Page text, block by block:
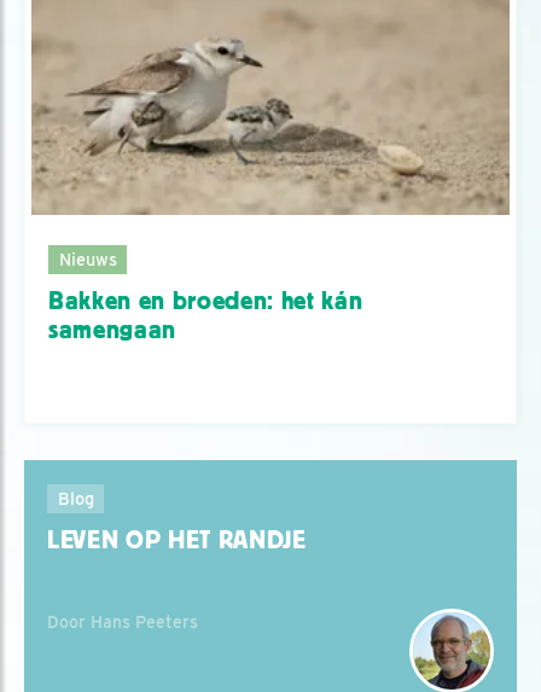
Nieuws
Bakken en broeden: het kán
samengaan
Blog
LEVEN OP HET RANDJE
Door Hans Peeters